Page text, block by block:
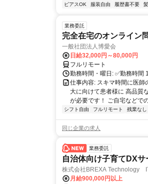
ピアスOK
服装自由 履歴書不要
業務委託
完全在宅のオンライン
一般社団法人博愛会
日給32,000円～80,000円
フルリモート
勤務時間・曜日: ✅勤務時
仕事内容: スキマ時間に医師
大に向けて患者様に 高品質
が必要です！ ご自宅などで
シフト自由 フルリモート 残業なし
同じ企業の求人
業務委託
自治体向け子育てDX
株式会社BREXA Technology
月給900,000円以上